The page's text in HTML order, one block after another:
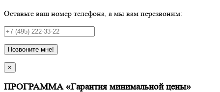
Оставьте ваш номер телефона, а мы вам перезвоним:
Позвоните мне!
×
ПРОГРАММА «Гарантия минимальной цены»